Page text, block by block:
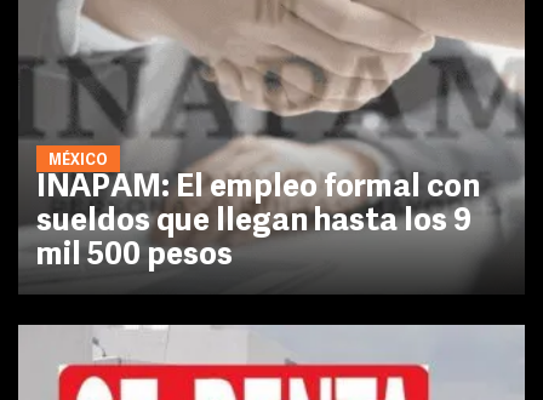
MÉXICO
INAPAM: El empleo formal con
sueldos que llegan hasta los 9
mil 500 pesos